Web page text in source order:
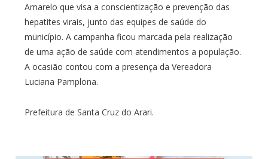
Amarelo que visa a conscientização e prevenção das
hepatites virais, junto das equipes de saúde do
município. A campanha ficou marcada pela realização
de uma ação de saúde com atendimentos a população.
A ocasião contou com a presença da Vereadora
Luciana Pamplona.
Prefeitura de Santa Cruz do Arari.